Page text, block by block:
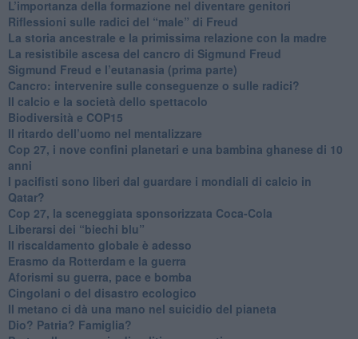
L’importanza della formazione nel diventare genitori
Riflessioni sulle radici del “male” di Freud
​La storia ancestrale e la primissima relazione con la madre
​La resistibile ascesa del cancro di Sigmund Freud
Sigmund Freud e l’eutanasia (prima parte)
Cancro: intervenire sulle conseguenze o sulle radici?
​Il calcio e la società dello spettacolo
Biodiversità e COP15
​Il ritardo dell’uomo nel mentalizzare
​Cop 27, i nove confini planetari e una bambina ghanese di 10
anni
​I pacifisti sono liberi dal guardare i mondiali di calcio in
Qatar?
​Cop 27, la sceneggiata sponsorizzata Coca-Cola
​Liberarsi dei “biechi blu”
Il riscaldamento globale è adesso
​Erasmo da Rotterdam e la guerra
​Aforismi su guerra, pace e bomba
Cingolani o del disastro ecologico
​Il metano ci dà una mano nel suicidio del pianeta
​Dio? Patria? Famiglia?